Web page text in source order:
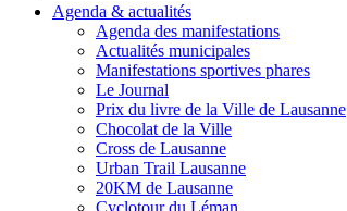
Agenda & actualités
Agenda des manifestations
Actualités municipales
Manifestations sportives phares
Le Journal
Prix du livre de la Ville de Lausanne
Chocolat de la Ville
Cross de Lausanne
Urban Trail Lausanne
20KM de Lausanne
Cyclotour du Léman